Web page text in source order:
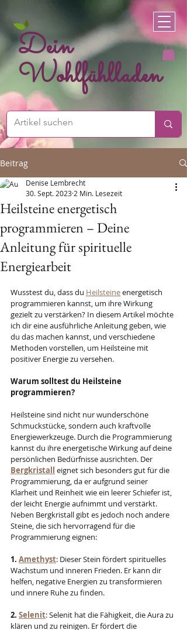
Dein
Wohlfühlladen
Beitrag
Heilsteine energetisch
programmieren – Deine
Anleitung für spirituelle
Energiearbeit
Denise Lembrecht
30. Sept. 2023 2 Min. Lesezeit
Wusstest du, dass du Heilsteine energetisch
programmieren kannst, um ihre Wirkung
gezielt zu verstärken? In diesem Artikel möchte
ich dir eine ausführliche Anleitung geben, wie
du das machen kannst, und verschiedene
Methoden vorstellen, um Heilsteine mit
positiver Energie zu versehen.
Warum solltest du Heilsteine
programmieren?
Heilsteine sind nicht nur wunderschöne
Schmuckstücke, sondern auch kraftvolle
Energiewerkzeuge. Durch die Programmierung
kannst du ihre energetische Wirkung auf deine
persönlichen Bedürfnisse ausrichten. Der
Bergkristall eignet sich besonders gut für die
Programmierung, da er aufgrund seiner
Klarheit und Reinheit wie ein leerer Schiefer ist,
der leicht Energie aufnimmt und verstärkt.
Neben Bergkristall gibt es jedoch noch andere
Steine, die sich hervorragend für die
Programmierung eignen:
1. Amethyst: Dieser Stein fördert spirituelles
Wachstum und inneren Frieden. Er kann dir
helfen, negative Energien zu transformieren
und innere Ruhe zu finden.
2. Selenit: Selenit hat die Fähigkeit, die Aura zu
klären und zu reinigen. Er fördert die